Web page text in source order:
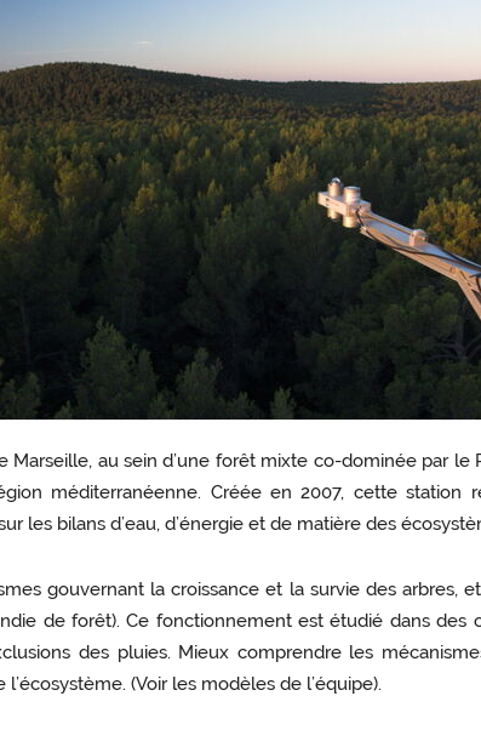
Marseille, au sein d’une forêt mixte co-dominée par
méditerranéenne. Créée en 2007, cette station
les bilans d’eau, d’énergie et de matière des
gouvernant la croissance et la survie des
de forêt). Ce fonctionnement est étudié dans
des pluies. Mieux comprendre les
(Voir les modèles de l’équipe).